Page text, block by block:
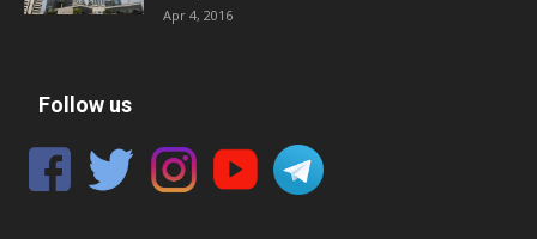
Apr 4, 2016
Follow us